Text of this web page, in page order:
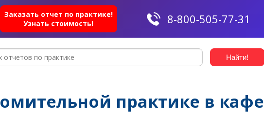
Заказать отчет по практике!
Узнать стоимость!
8-800-505-77-31
практике в кафе